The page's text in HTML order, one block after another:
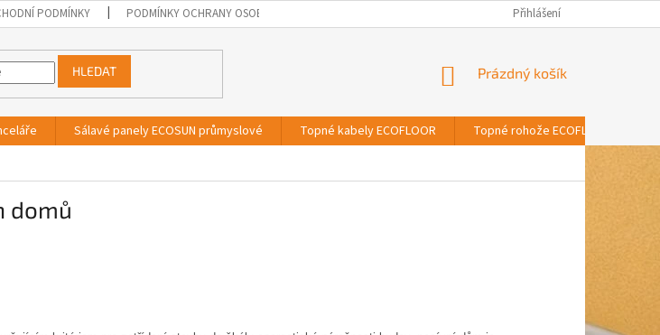
PODMÍNKY PODMÍNKY OCHRANY OSOBNÍCH ÚDAJŮ Přihlášení
HLEDAT
NÁKUPNÍ
Prázdný košík
Sálavé panely ECOSUN průmyslové Topné kabely ECOFLOOR Topné rohože ECOFLOOR
domů